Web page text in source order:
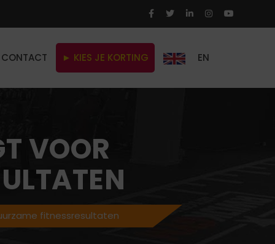
CONTACT ► KIES JE KORTING EN
VOOR
fitnessresultaten